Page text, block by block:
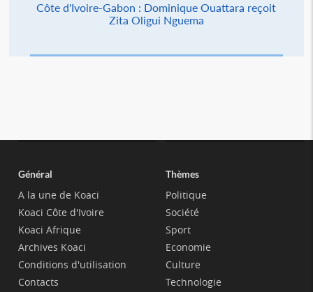
Côte d'Ivoire-Gabon : Dominique Ouattara reçoit
Zita Oligui Nguema
Général
A la une de Koaci
Koaci Côte d'Ivoire
Koaci Afrique
Archives Koaci
Conditions d'utilisation
Contacts
Thèmes
Politique
Société
Sport
Economie
Culture
Technologie